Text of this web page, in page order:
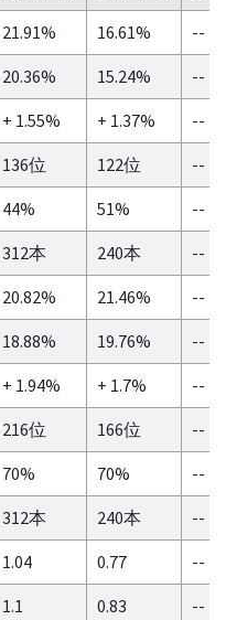
21.91% 16.61%
--
20.36% 15.24%
--
+ 1.55% + 1.37%
--
136位 122位
--
44% 51%
--
312本 240本
--
20.82% 21.46%
--
18.88% 19.76%
--
+ 1.94% + 1.7%
--
216位 166位
--
70% 70%
--
312本 240本
--
1.04 0.77
--
1.1 0.83
--